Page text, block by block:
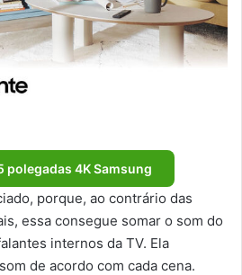
polegadas 4K Samsung
porque, ao contrário das
essa consegue somar o som do
internos da TV. Ela
de acordo com cada cena.